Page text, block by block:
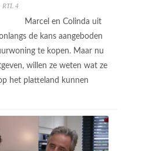
RTL 4
Marcel en Colinda uit
de kans aangeboden
te kopen. Maar nu
willen ze weten wat ze
het platteland kunnen